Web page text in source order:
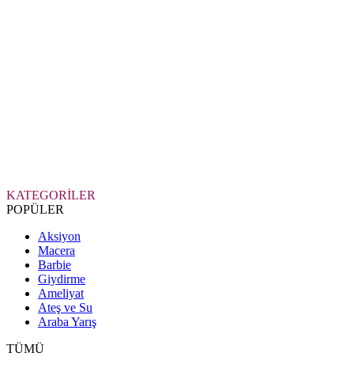
KATEGORİLER
POPÜLER
Aksiyon
Macera
Barbie
Giydirme
Ameliyat
Ateş ve Su
Araba Yarış
TÜMÜ